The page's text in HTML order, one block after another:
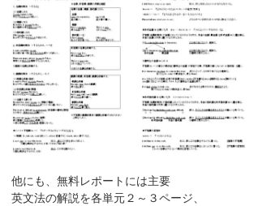
他にも、無料レポートには主要
英文法の解説を各単元２～３ページ、